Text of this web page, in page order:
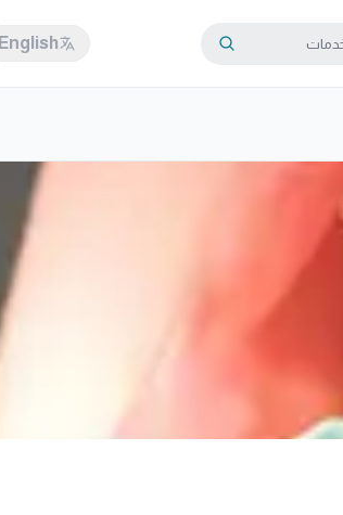
English